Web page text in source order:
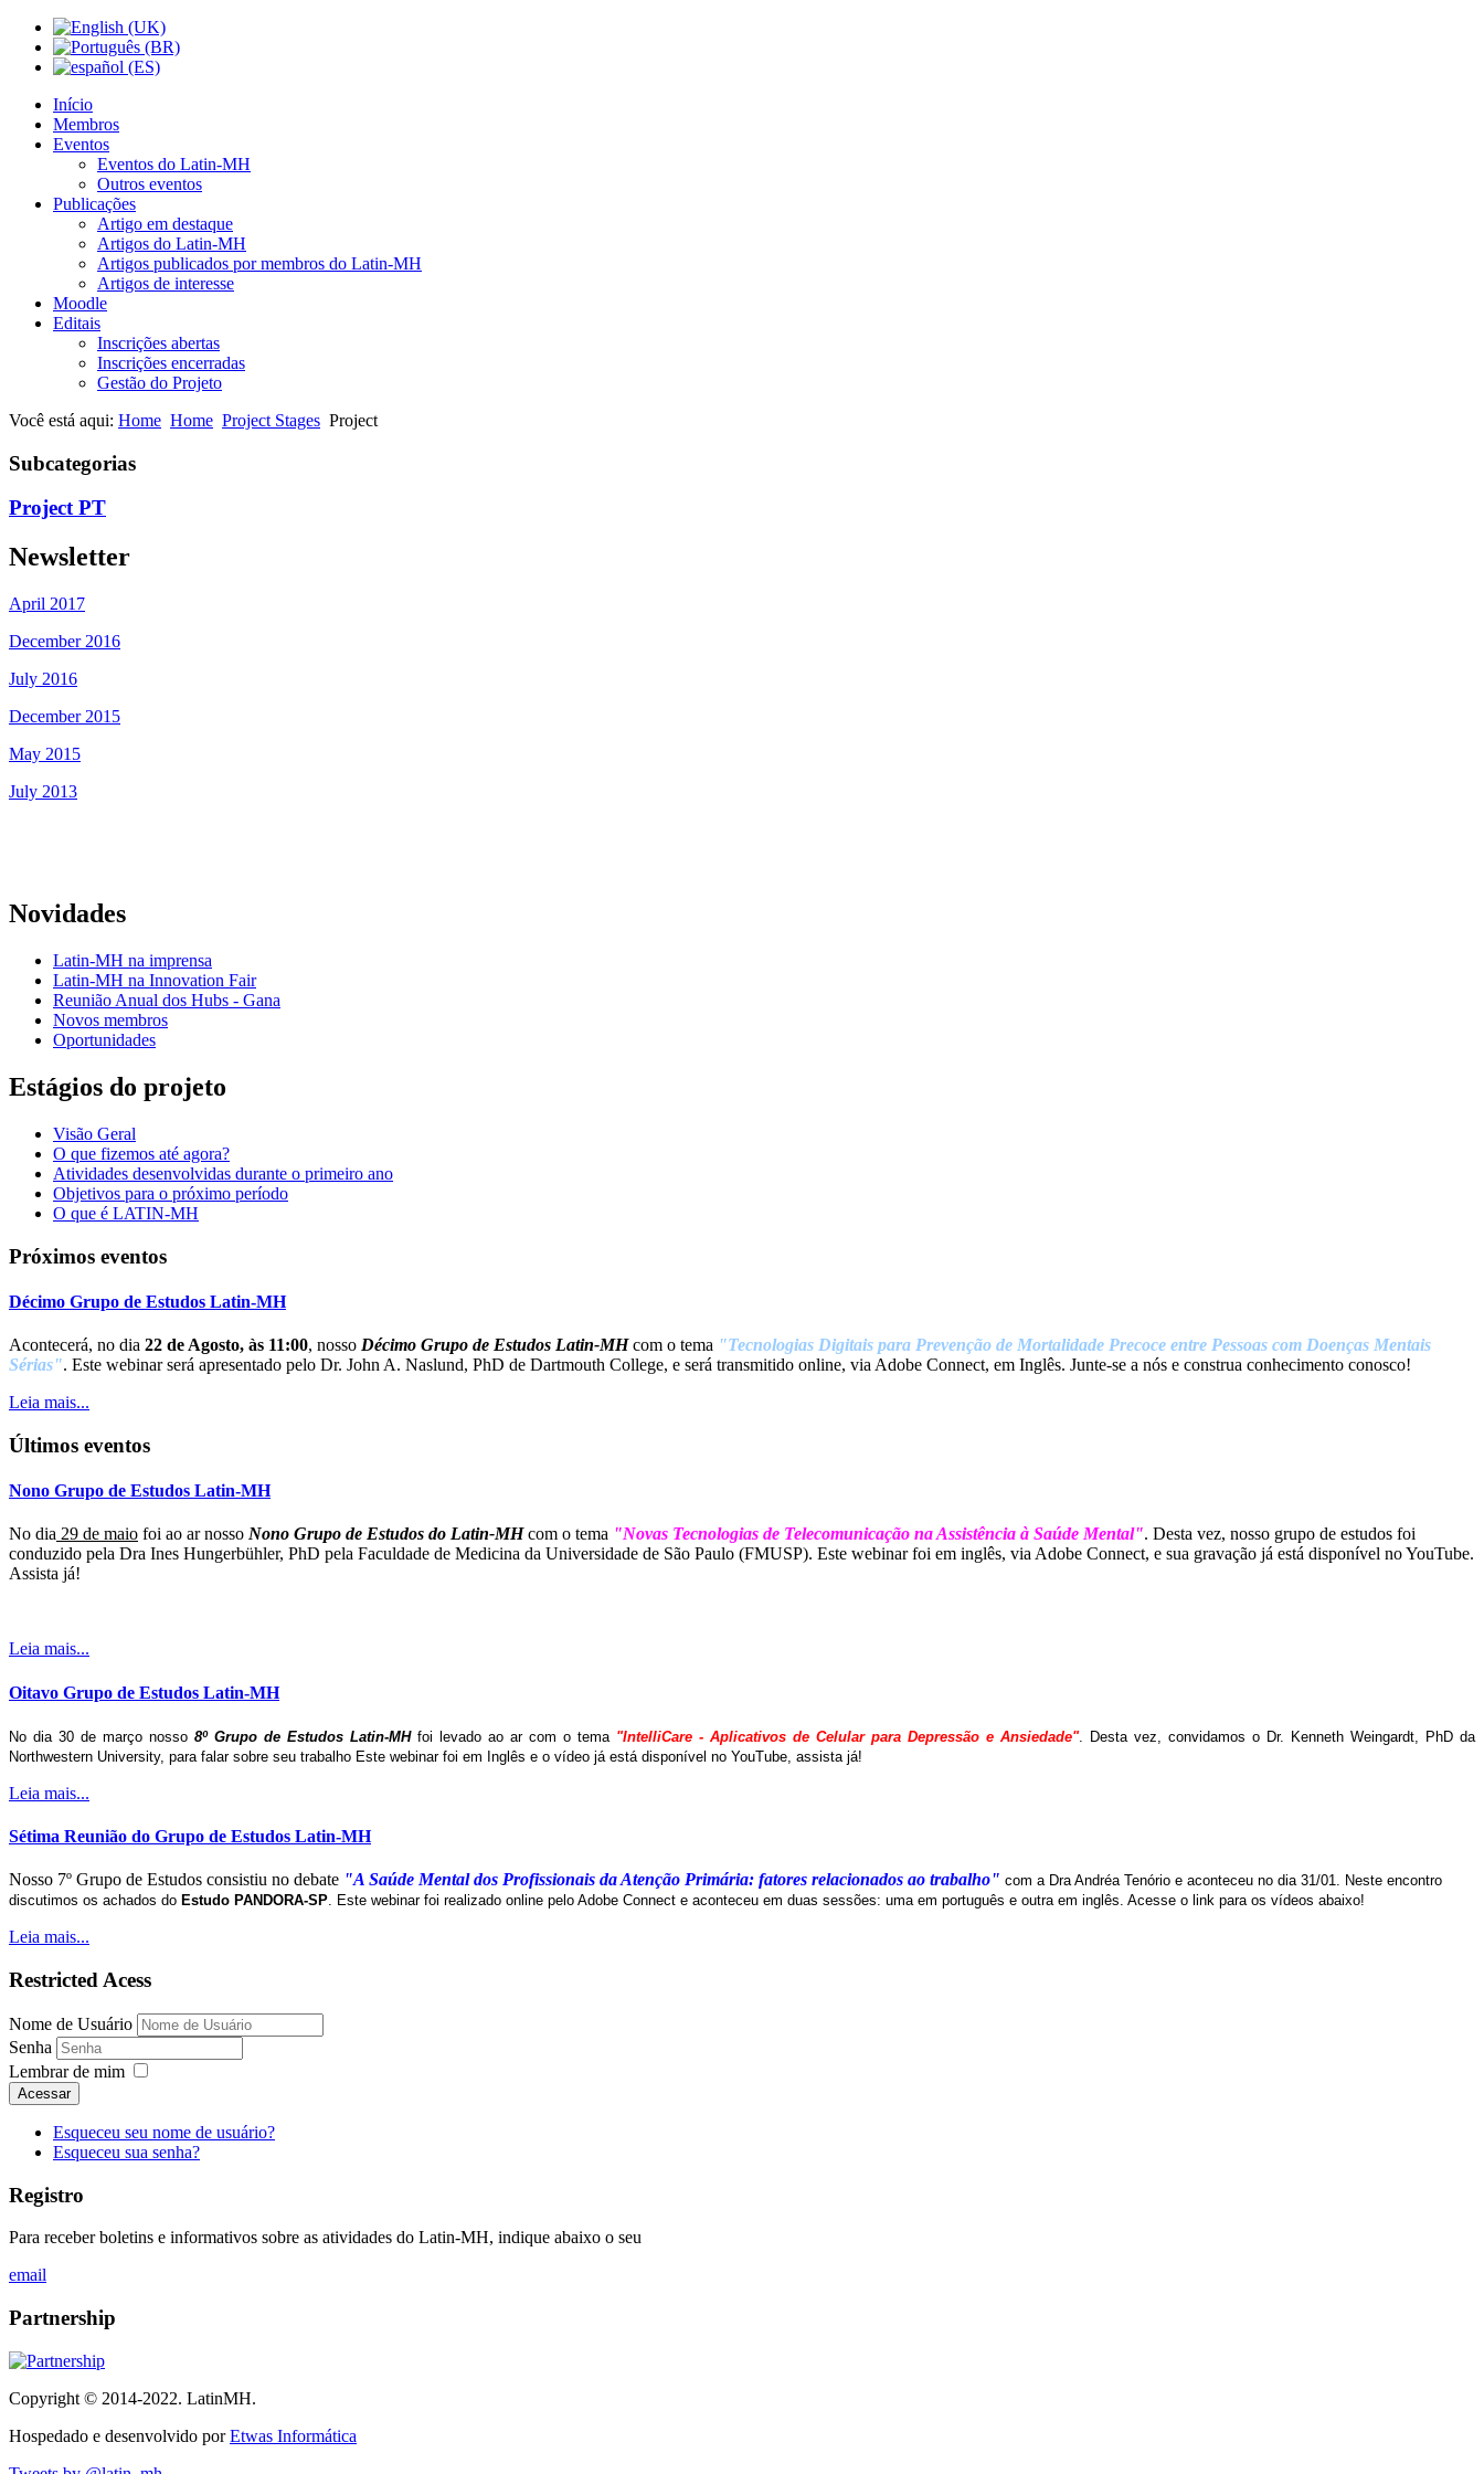
Início
Membros
Eventos
Eventos do Latin-MH
Outros eventos
Publicações
Artigo em destaque
Artigos do Latin-MH
Artigos publicados por membros do Latin-MH
Artigos de interesse
Moodle
Editais
Inscrições abertas
Inscrições encerradas
Gestão do Projeto
Você está aqui: Home Home Project Stages Project
Subcategorias
Project PT
Newsletter
April 2017
December 2016
July 2016
December 2015
May 2015
July 2013
Novidades
Latin-MH na imprensa
Latin-MH na Innovation Fair
Reunião Anual dos Hubs - Gana
Novos membros
Oportunidades
Estágios do projeto
Visão Geral
O que fizemos até agora?
Atividades desenvolvidas durante o primeiro ano
Objetivos para o próximo período
O que é LATIN-MH
Próximos eventos
Décimo Grupo de Estudos Latin-MH
Acontecerá, no dia 22 de Agosto, às 11:00, nosso Décimo Grupo de Estudos Latin-MHcom o tema "Tecnologias Digitais para Prevenção de Mortalidade Precoce entre Pessoas com Doenças Mentais
Sérias". Este webinar será apresentado pelo Dr. John A. Naslund, PhD de Dartmouth College, e será transmitido online, via Adobe Connect, em Inglês. Junte-se a nós e construa conhecimento conosco!
Leia mais...
Últimos eventos
Nono Grupo de Estudos Latin-MH
No dia 29 de maio foi ao ar nosso Nono Grupo de Estudos do Latin-MHcom o tema "Novas Tecnologias de Telecomunicação na Assistência à Saúde Mental". Desta vez, nosso grupo de estudos foi
conduzido pela Dra Ines Hungerbühler, PhD pela Faculdade de Medicina da Universidade de São Paulo (FMUSP). Este webinar foi em inglês, via Adobe Connect, e sua gravação já está disponível no YouTube.
Assista já!
Leia mais...
Oitavo Grupo de Estudos Latin-MH
No dia 30 de março nosso 8º Grupo de Estudos Latin-MHfoi levado ao ar com o tema "IntelliCare - Aplicativos de Celular para Depressão e Ansiedade". Desta vez, convidamos o Dr. Kenneth Weingardt, PhD da
Northwestern University, para falar sobre seu trabalho Este webinar foi em Inglês e o vídeo já está disponível no YouTube, assista já!
Leia mais...
Sétima Reunião do Grupo de Estudos Latin-MH
Nosso 7º Grupo de Estudos consistiu no debate "A Saúde Mental dos Profissionais da Atenção Primária: fatores relacionados ao trabalho" com a Dra Andréa Tenório e aconteceu no dia 31/01. Neste encontro
discutimos os achados do Estudo PANDORA-SP. Este webinar foi realizado online pelo Adobe Connect e aconteceu em duas sessões: uma em português e outra em inglês. Acesse o link para os vídeos abaixo!
Leia mais...
Restricted Acess
Nome de Usuário
Senha
Lembrar de mim
Acessar
Esqueceu seu nome de usuário?
Esqueceu sua senha?
Registro
Para receber boletins e informativos sobre as atividades do Latin-MH, indique abaixo o seu
email
Partnership
Copyright © 2014-2022. LatinMH.
Hospedado e desenvolvido porEtwas Informática